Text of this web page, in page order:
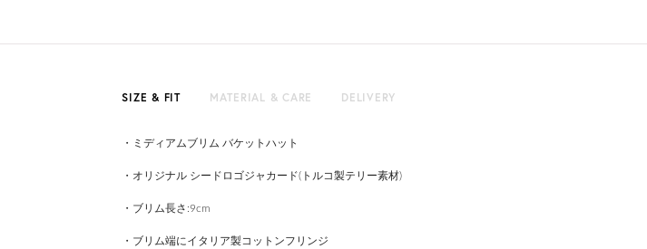
SIZE & FIT MATERIAL & CARE DELIVERY
・ミディアムブリム バケットハット
・オリジナル シードロゴジャカード(トルコ製テリー素材)
・ブリム長さ:9cm
・ブリム端にイタリア製コットンフリンジ